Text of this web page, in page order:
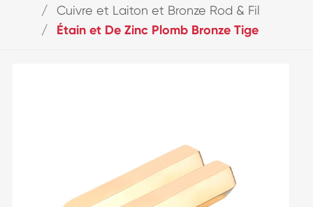
Cuivre et Laiton et Bronze Rod & Fil
Étain et De Zinc Plomb Bronze Tige